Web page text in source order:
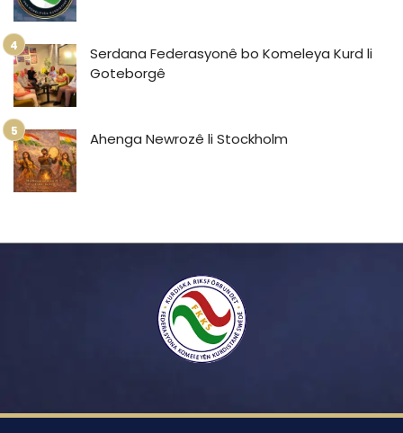
Serdana Federasyonê bo Komeleya Kurd li
Goteborgê
Ahenga Newrozê li Stockholm